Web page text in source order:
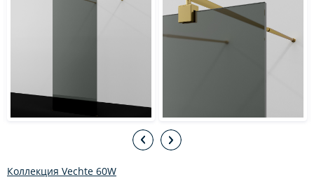
Коллекция Vechte 60W